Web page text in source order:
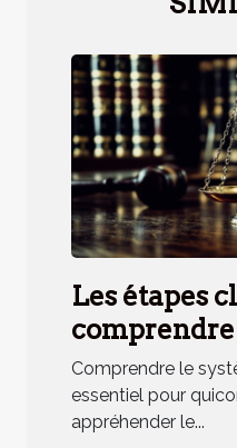
Les étapes
judiciaire
Comprendre le
essentiel pour
appréhender le...